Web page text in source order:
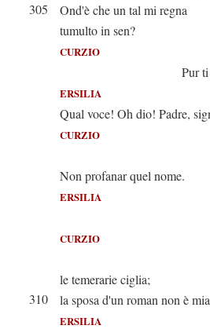
305
Ond'è che un tal mi regna
tumulto in sen?
CURZIO
Pur ti
ERSILIA
Qual voce! Oh dio! Padre,
CURZIO
Non profanar quel nome.
ERSILIA
Ah
CURZIO
le temerarie ciglia;
310
la sposa d'un roman non è
ERSILIA